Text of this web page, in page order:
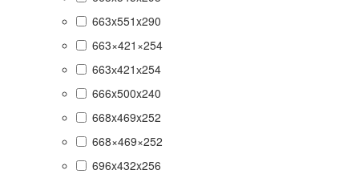
663x551x290
663×421×254
663х421х254
666x500x240
668x469x252
668×469×252
696x432x256